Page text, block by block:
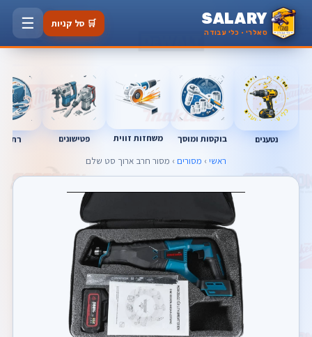
SALARY
סאלרי · כלי עבודה
🛒 סל קניות ☰
נטענים בוקסות ומוסך משחזות זווית פטישונים
ראשי › מסורים › מסור חרב ארוך סט שלם